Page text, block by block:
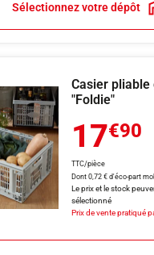
Sélectionnez votre dépôt
Casier pliable
"Foldie"
17€90
TTC/pièce
Dont 0,72 € d'éco-part
Le prix et le stock
sélectionné
Prix de vente pratiqué